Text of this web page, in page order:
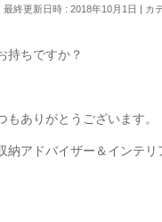
最終更新日時 : 2018年10月1日 カ
持ちですか？
もありがとうございます。
納アドバイザー＆インテリ